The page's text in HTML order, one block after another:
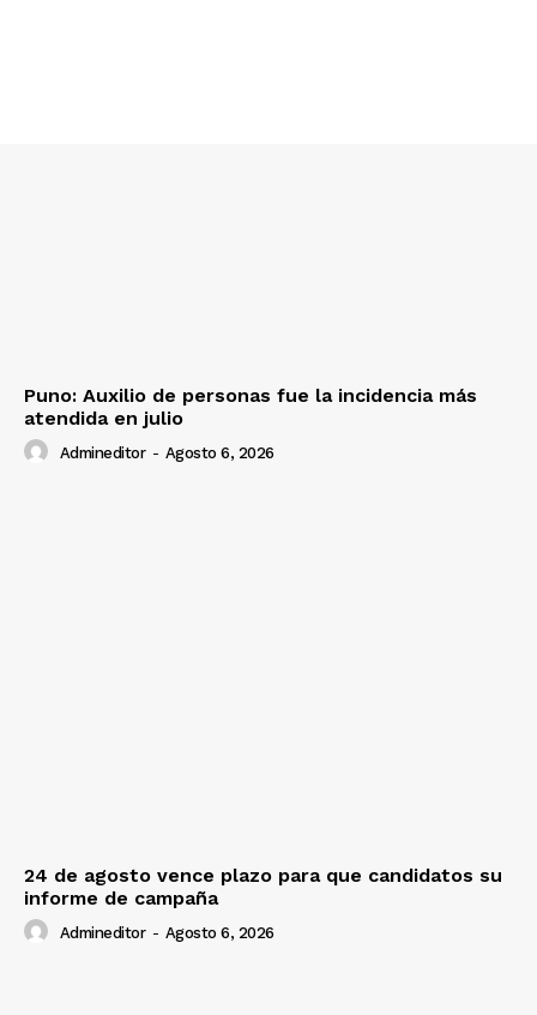
Prensa
Puno: Auxilio de personas fue la incidencia más
atendida en julio
Admineditor - Agosto 6, 2026
24 de agosto vence plazo para que candidatos su
informe de campaña
Admineditor - Agosto 6, 2026